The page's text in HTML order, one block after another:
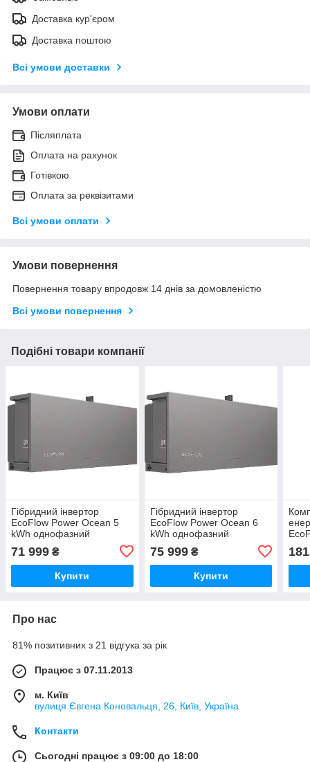
Доставка кур'єром
Доставка поштою
Всі умови доставки
Умови оплати
Післяплата
Оплата на рахунок
Готівкою
Оплата за реквізитами
Всі умови оплати
Умови повернення
Повернення товару впродовж 14 днів за домовленістю
Всі умови повернення
Подібні товари компанії
Гібридний інвертор
EcoFlow Power Ocean 5
kWh однофазний
71 999 ₴
Купити
Гібридний інвертор
EcoFlow Power Ocean 6
kWh однофазний
75 999₴
Купити
Про нас
81% позитивних з 21 відгука за рік
Працює з 07.11.2013
м. Київ
вулиця Євгена Коновальця, 26, Київ, Україна
Контакти
Сьогодні працює з 09:00 до 18:00